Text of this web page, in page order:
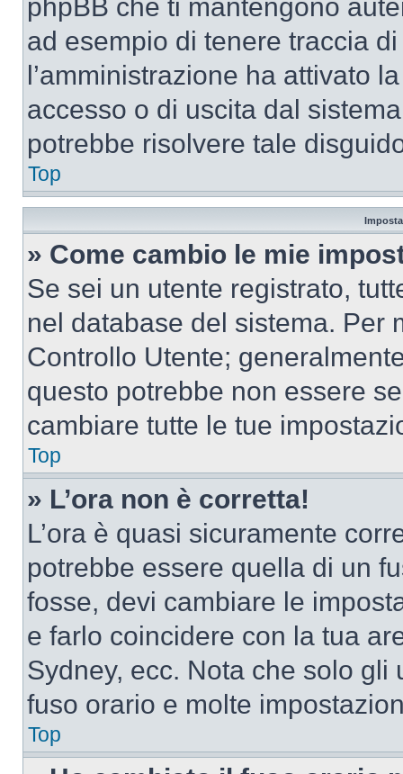
phpBB che ti mantengono
ad esempio di tenere traccia
l’amministrazione ha attivato
accesso o di uscita dal
potrebbe risolvere tale
Top
» Come cambio le mie
Se sei un utente registrato,
nel database del sistema. Per
Controllo Utente;
questo potrebbe non essere
cambiare tutte le tue
Top
» L’ora non è corretta!
L’ora è quasi sicuramente
potrebbe essere quella di un
fosse, devi cambiare le
e farlo coincidere con la tua
Sydney, ecc. Nota che solo
fuso orario e molte
Top